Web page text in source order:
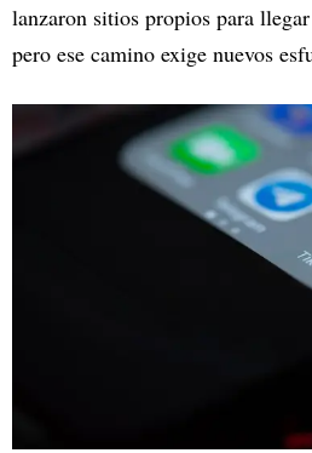
lanzaron sitios propios para
pero ese camino exige nuevos